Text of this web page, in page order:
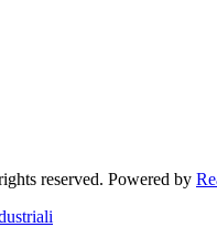
reserved. Powered by